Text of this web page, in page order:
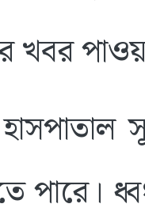
খবর
পারে।